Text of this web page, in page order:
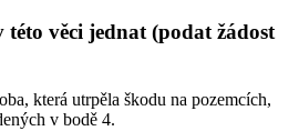
věci jednat (podat žádost
která utrpěla škodu na pozemcích,
v bodě 4.